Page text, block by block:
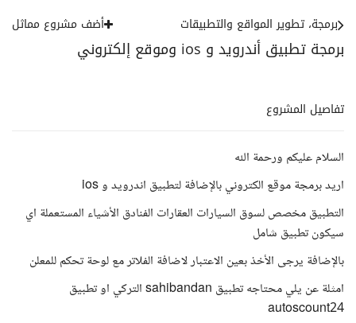
برمجة تطبيق أندرويد و ios وموقع إلكتروني
برمجة، تطوير المواقع والتطبيقات أضف مشروع مماثل
تفاصيل المشروع
السلام عليكم ورحمة الله
اريد برمجة موقع الكتروني بالإضافة لتطبيق اندرويد و ios
التطبيق مخصص لسوق السيارات العقارات الفنادق الأشياء المستعملة اي
سيكون تطبيق شامل
بالإضافة يرجى الأخذ بعين الاعتبار لاضافة الفلاتر مع لوحة تحكم للمعلن
امثلة عن يلي محتاجه تطبيق sahibandan التركي او تطبيق
autoscount24